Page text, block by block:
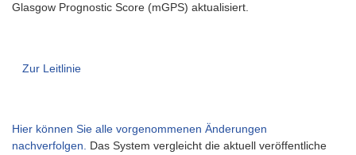
Glasgow Prognostic Score (mGPS) aktualisiert.
Zur Leitlinie
Hier können Sie alle vorgenommenen Änderungen
nachverfolgen.
Das System vergleicht die aktuell veröffentliche